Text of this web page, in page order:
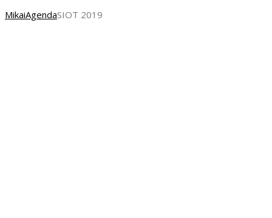
MikaiAgendaSIOT 2019